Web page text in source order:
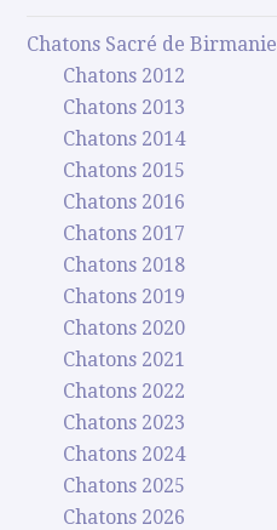
Chatons Sacré de Birmanie
Chatons 2012
Chatons 2013
Chatons 2014
Chatons 2015
Chatons 2016
Chatons 2017
Chatons 2018
Chatons 2019
Chatons 2020
Chatons 2021
Chatons 2022
Chatons 2023
Chatons 2024
Chatons 2025
Chatons 2026